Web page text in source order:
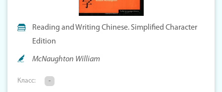
Reading and Writing Chinese. Simplified Character
Edition
McNaughton William
Класс: -